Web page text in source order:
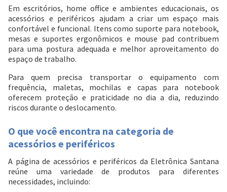
Entendi
Entendi
Em escritórios, home office e ambientes educacionais, os
acessórios e periféricos ajudam a criar um espaço mais
confortável e funcional. Itens como suporte para notebook,
mesas e suportes ergonômicos e mouse pad contribuem
para uma postura adequada e melhor aproveitamento do
espaço de trabalho.
Para quem precisa transportar o equipamento com
frequência, maletas, mochilas e capas para notebook
oferecem proteção e praticidade no dia a dia, reduzindo
riscos durante o deslocamento.
O que você encontra na categoria de
acessórios e periféricos
A página de acessórios e periféricos da Eletrônica Santana
reúne uma variedade de produtos para diferentes
necessidades, incluindo: